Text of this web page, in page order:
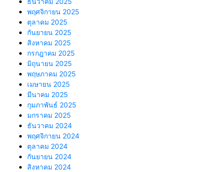
พฤศจิกายน 2025
ตุลาคม 2025
กันยายน 2025
สิงหาคม 2025
กรกฎาคม 2025
มิถุนายน 2025
พฤษภาคม 2025
เมษายน 2025
มีนาคม 2025
กุมภาพันธ์ 2025
มกราคม 2025
ธันวาคม 2024
พฤศจิกายน 2024
ตุลาคม 2024
กันยายน 2024
สิงหาคม 2024